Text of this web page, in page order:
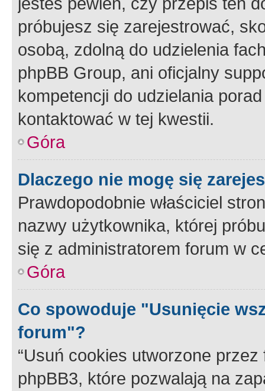
próbujesz się zarejestrować,
osobą, zdolną do udzielenia
phpBB Group, ani oficjalny
kompetencji do udzielania
kontaktować w tej kwestii.
Góra
Dlaczego nie mogę się
Prawdopodobnie właściciel
nazwy użytkownika, której
się z administratorem forum w
Góra
Co spowoduje "Usunięcie
forum"?
“Usuń cookies utworzone
phpBB3, które pozwalają na